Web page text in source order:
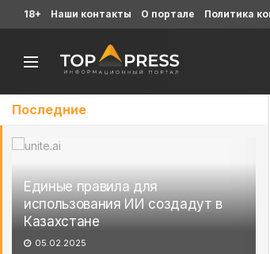
Последние
Единые правила для
использования ИИ создадут в
Казахстане
05.02.2025
18+ Наши контакты О портале Политика